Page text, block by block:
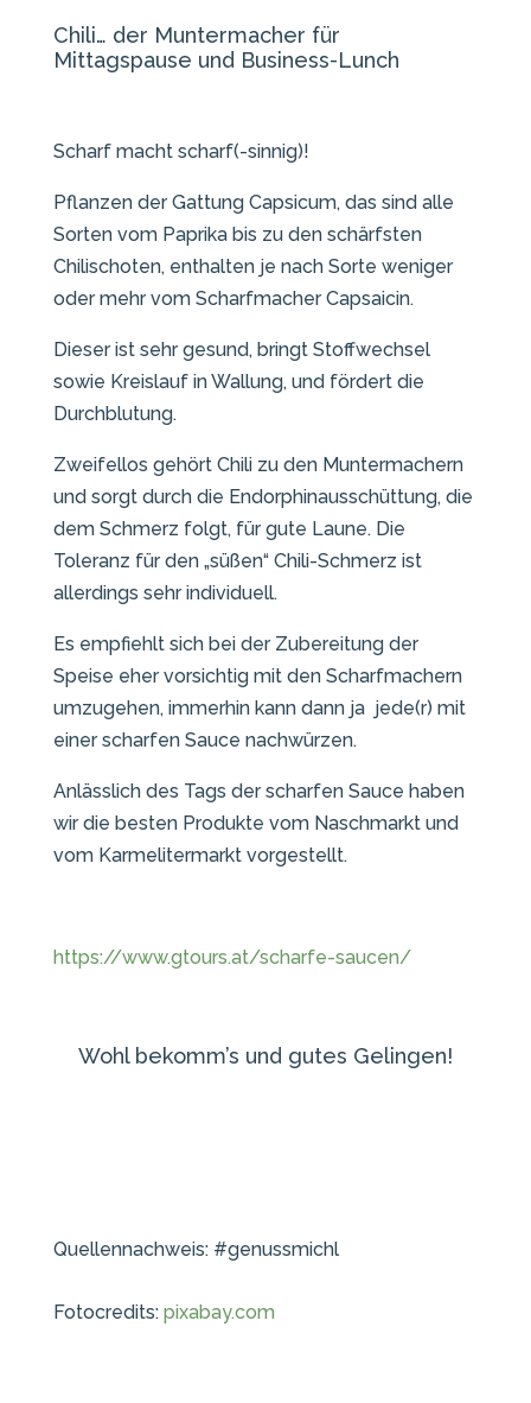
Chili… der Muntermacher für
Mittagspause und Business-Lunch
Scharf macht scharf(-sinnig)!
Pflanzen der Gattung Capsicum, das sind alle
Sorten vom Paprika bis zu den schärfsten
Chilischoten, enthalten je nach Sorte weniger
oder mehr vom Scharfmacher Capsaicin.
Dieser ist sehr gesund, bringt Stoffwechsel
sowie Kreislauf in Wallung, und fördert die
Durchblutung.
Zweifellos gehört Chili zu den Muntermachern
und sorgt durch die Endorphinausschüttung, die
dem Schmerz folgt, für gute Laune. Die
Toleranz für den „süßen“ Chili-Schmerz ist
allerdings sehr individuell.
Es empfiehlt sich bei der Zubereitung der
Speise eher vorsichtig mit den Scharfmachern
umzugehen, immerhin kann dann ja jede(r) mit
einer scharfen Sauce nachwürzen.
Anlässlich des Tags der scharfen Sauce haben
wir die besten Produkte vom Naschmarkt und
vom Karmelitermarkt vorgestellt.
https://www.gtours.at/scharfe-saucen/
Wohl bekomm’s und gutes Gelingen!
Quellennachweis: #genussmichl
Fotocredits: pixabay.com